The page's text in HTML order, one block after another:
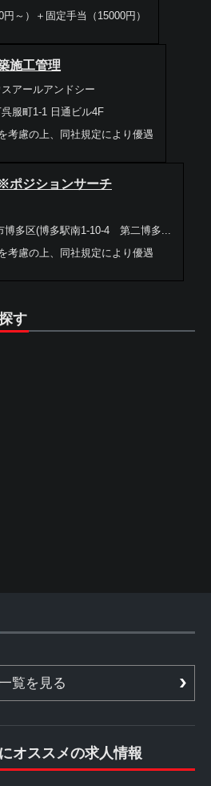
～）＋固定手当（15000円）
施工管理
アールアンドシー
服町1-1 日通ビル4F
考慮の上、同社規定により優遇
ポジションサーチ
博多区(博多駅南1-10-4 第二博多...
考慮の上、同社規定により優遇
す
覧を見る
オススメの求人情報